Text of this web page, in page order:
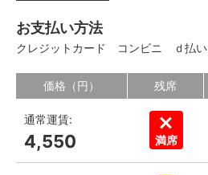
お支払い方法
クレジットカード コンビニ ｄ払い
価格（円） 残席
通常運賃:
4,550 満席